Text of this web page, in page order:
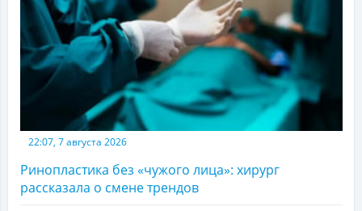
22:07, 7 августа 2026
Ринопластика без «чужого лица»: хирург
рассказала о смене трендов